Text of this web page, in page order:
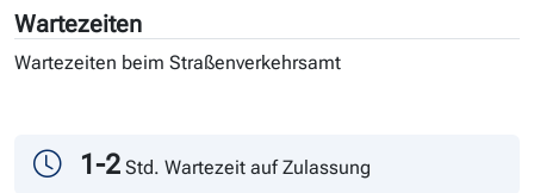
Wartezeiten
Wartezeiten beim Straßenverkehrsamt
Andrang
1-2 Std. Wartezeit auf Zulassung